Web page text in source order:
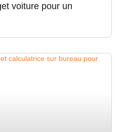
voiture pour un